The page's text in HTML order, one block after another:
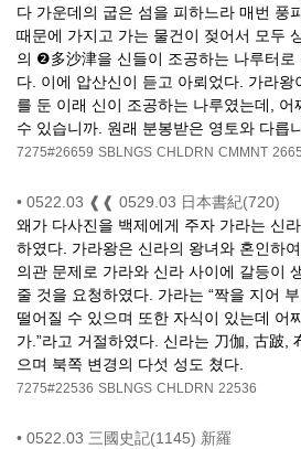
다 가운데의 굽은 섬을 피하느라 매번 풍
때문에 가지고 가는 물건이 젖어서 모두
의 ❷多沙津을 신들이 조공하는 나루터로
다. 이에 압산신이 듣고 아뢰었다. 가라왕
를 둔 이래 신이 조공하는 나루였는데, 어
수 있습니까. 원래 분봉받은 영토와 다릅
7275#26659 SBLNGS CHLDRN CMMNT
• 0522.03 ❰❰ 0529.03 日本書紀(720)
왜가 다사진을 백제에게 주자 가라는 신
하였다. 가라왕은 신라의 왕녀와 혼인하
의관 문제로 가라와 신라 사이에 갈등이
줄 것을 요청하였다. 가라는 “짝을 지어
떨어질 수 있으며 또한 자식이 있는데 어
가.”라고 거절하였다. 신라는 刀伽, 古跛,
으며 북쪽 변경의 다섯 성도 쳤다.
7275#22536 SBLNGS CHLDRN 22536
• 0522.03 三國史記(1145) 新羅